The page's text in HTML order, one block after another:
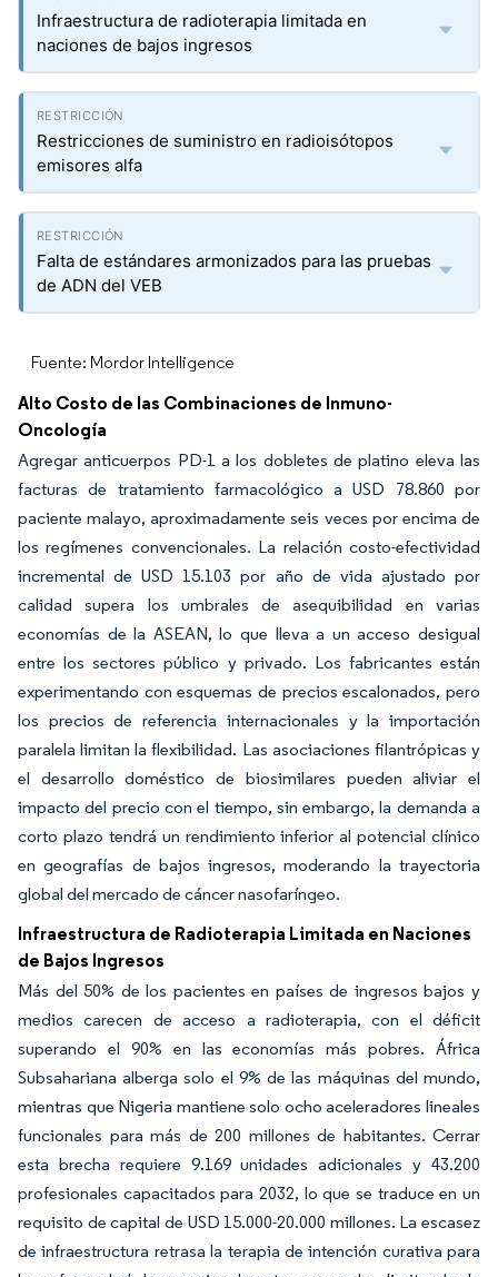
Infraestructura de radioterapia limitada en
naciones de bajos ingresos
Restricciones de suministro en radioisótopos
emisores alfa
Falta de estándares armonizados para las pruebas
de ADN del VEB
Fuente: Mordor Intelligence
Alto Costo de las Combinaciones de Inmuno-
Oncología
Agregar anticuerpos PD-1 a los dobletes de platino eleva las
facturas de tratamiento farmacológico a USD 78.860 por
paciente malayo, aproximadamente seis veces por encima de
los regímenes convencionales. La relación costo-efectividad
incremental de USD 15.103 por año de vida ajustado por
calidad supera los umbrales de asequibilidad en varias
economías de la ASEAN, lo que lleva a un acceso desigual
entre los sectores público y privado. Los fabricantes están
experimentando con esquemas de precios escalonados, pero
los precios de referencia internacionales y la importación
paralela limitan la flexibilidad. Las asociaciones filantrópicas y
el desarrollo doméstico de biosimilares pueden aliviar el
impacto del precio con el tiempo, sin embargo, la demanda a
corto plazo tendrá un rendimiento inferior al potencial clínico
en geografías de bajos ingresos, moderando la trayectoria
global del mercado de cáncer nasofaríngeo.
Infraestructura de Radioterapia Limitada en Naciones
de Bajos Ingresos
Más del 50% de los pacientes en países de ingresos bajos y
medios carecen de acceso a radioterapia, con el déficit
superando el 90% en las economías más pobres. África
Subsahariana alberga solo el 9% de las máquinas del mundo,
mientras que Nigeria mantiene solo ocho aceleradores lineales
funcionales para más de 200 millones de habitantes. Cerrar
esta brecha requiere 9.169 unidades adicionales y 43.200
profesionales capacitados para 2032, lo que se traduce en un
requisito de capital de USD 15.000-20.000 millones. La escasez
de infraestructura retrasa la terapia de intención curativa para